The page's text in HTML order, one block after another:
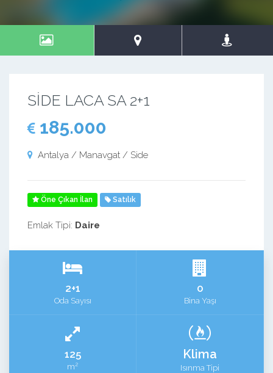
SİDE LACA SA 2+1
185.000
Antalya / Manavgat / Side
Öne Çıkan İlan Satılık
Emlak Tipi: Daire
2+1
Oda Sayısı
0
Bina Yaşı
125
m2
Klima
Isınma Tipi